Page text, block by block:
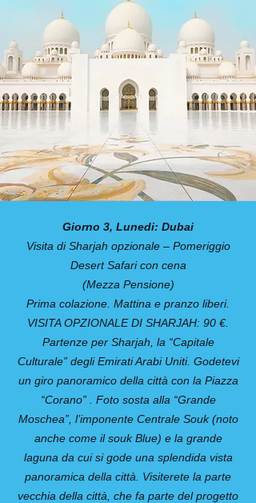
Giorno 3, Lunedi: Dubai
Visita di Sharjah opzionale – Pomeriggio
Desert Safari con cena
(Mezza Pensione)
Prima colazione. Mattina e pranzo liberi.
VISITA OPZIONALE DI SHARJAH: 90 €.
Partenze per Sharjah, la “Capitale
Culturale” degli Emirati Arabi Uniti. Godetevi
un giro panoramico della città con la Piazza
“Corano” . Foto sosta alla “Grande
Moschea”, l’imponente Centrale Souk (noto
anche come il souk Blue) e la grande
laguna da cui si gode una splendida vista
panoramica della città. Visiterete la parte
vecchia della città, che fa parte del progetto